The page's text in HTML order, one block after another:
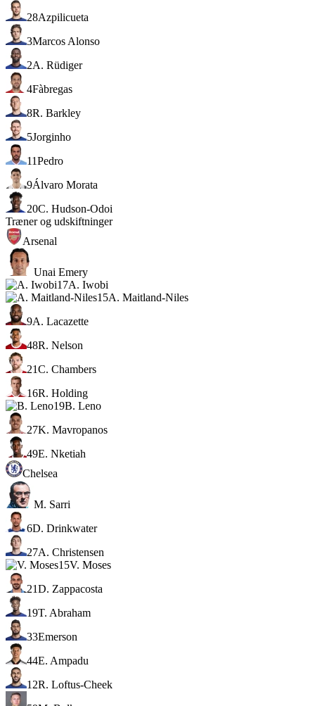
28Azpilicueta
3Marcos Alonso
2A. Rüdiger
4Fàbregas
8R. Barkley
5Jorginho
11Pedro
9Álvaro Morata
20C. Hudson-Odoi
Træner og udskiftninger
Arsenal
Unai Emery
17A. Iwobi
15A. Maitland-Niles
9A. Lacazette
48R. Nelson
21C. Chambers
16R. Holding
19B. Leno
27K. Mavropanos
49E. Nketiah
Chelsea
M. Sarri
6D. Drinkwater
27A. Christensen
15V. Moses
21D. Zappacosta
19T. Abraham
33Emerson
44E. Ampadu
12R. Loftus-Cheek